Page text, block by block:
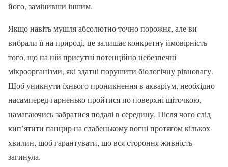
його, замінивши іншим.
Якщо навіть мушля абсолютно точно порожня, але ви
вибрали її на природі, це залишає конкретну ймовірність
того, що на ній присутні потенційно небезпечні
мікроорганізми, які здатні порушити біологічну рівновагу.
Щоб уникнути їхнього проникнення в акваріум, необхідно
насамперед гарненько пройтися по поверхні щіточкою,
намагаючись забратися подалі в середину. Після чого слід
кип’ятити панцир на слабенькому вогні протягом кількох
хвилин, щоб гарантувати, що вся стороння живність
загинула.